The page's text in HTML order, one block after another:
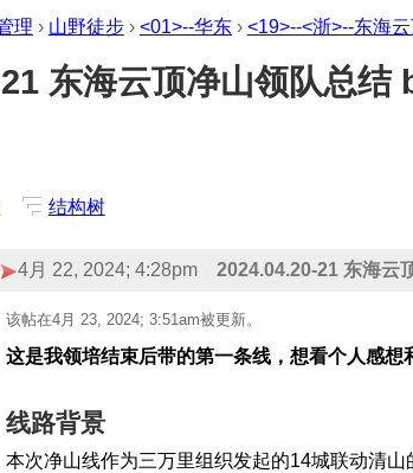
理 › 山野徒步 › <01>--华东 › <19>--<浙>--东海
东海云顶净山领队总结
结构树
4月 22, 2024; 4:28pm 2024.04.20-21 东海云
该帖在4月 23, 2024; 3:51am被更新。
这是我领培结束后带的第一条线，想看个人感想
线路背景
本次净山线作为三万里组织发起的14城联动清